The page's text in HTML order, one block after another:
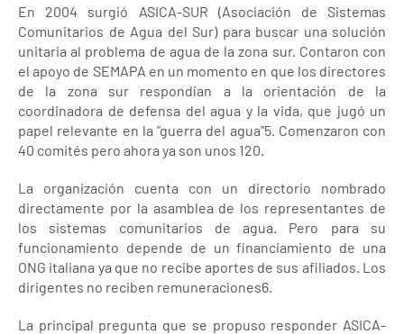
En 2004 surgió ASICA-SUR (Asociación de Sistemas
Comunitarios de Agua del Sur) para buscar una solución
unitaria al problema de agua de la zona sur. Contaron con
el apoyo de SEMAPA en un momento en que los directores
de la zona sur respondían a la orientación de la
coordinadora de defensa del agua y la vida, que jugó un
papel relevante en la "guerra del agua"5. Comenzaron con
40 comités pero ahora ya son unos 120.
La organización cuenta con un directorio nombrado
directamente por la asamblea de los representantes de
los sistemas comunitarios de agua. Pero para su
funcionamiento depende de un financiamiento de una
ONG italiana ya que no recibe aportes de sus afiliados. Los
dirigentes no reciben remuneraciones6.
La principal pregunta que se propuso responder ASICA-